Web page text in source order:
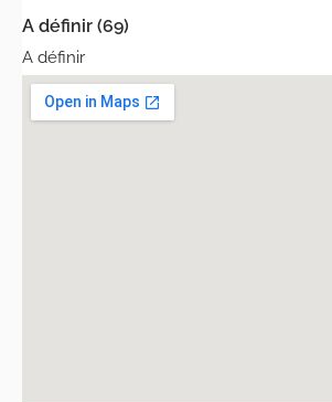
A définir (69)
A définir